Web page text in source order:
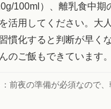
100ml）、離乳食中
活用してください。大
慣化すると判断が早く
のご飯もできています。
前夜の準備が必須なので